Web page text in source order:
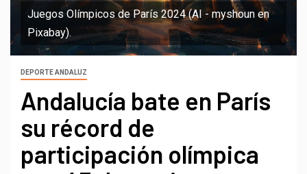
Juegos Olímpicos de París 2024 (AI - myshoun en
Pixabay).
DEPORTE ANDALUZ
Andalucía bate en París
su récord de
participación olímpica